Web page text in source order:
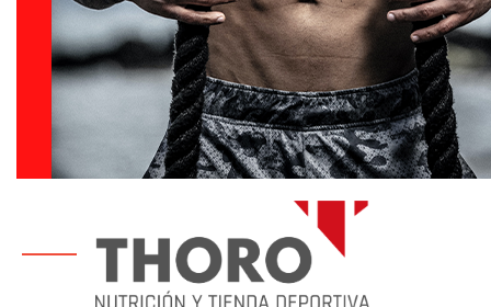
Cuidado
articular
Protectores